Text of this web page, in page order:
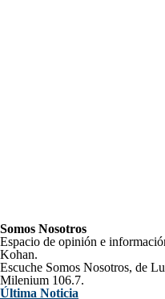
Somos Nosotros
Espacio de opinión e
Kohan.
Escuche Somos Nosotros, de
Milenium 106.7.
Última Noticia